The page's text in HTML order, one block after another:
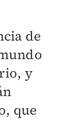
de
y
que